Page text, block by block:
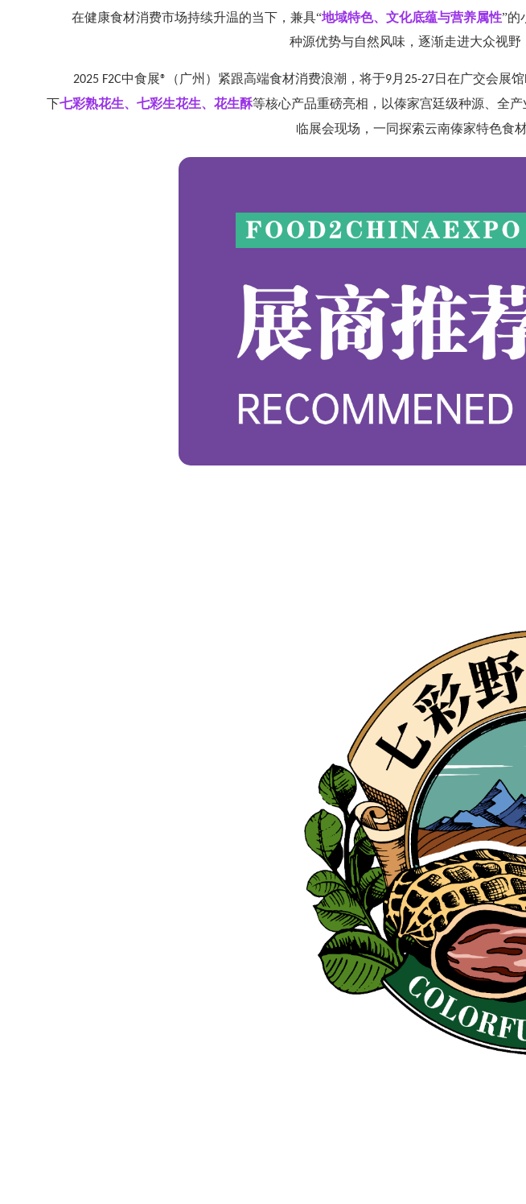
在健康食材消费市场持续升温的当下，兼具“地域特色、文化底蕴与营养属性”的
种源优势与自然风味，逐渐走进大众视野
2025 F2C中食展® （广州）紧跟高端食材消费浪潮，将于9月 25-27日在广交会展馆
下七彩熟花生、七彩生花生、花生酥等核心产品重磅亮相，以傣家宫廷级种源、全
临展会现场，一同探索云南傣家特色食